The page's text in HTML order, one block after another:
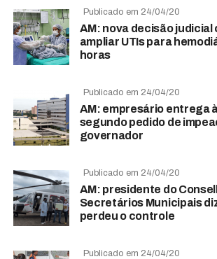
Publicado em 24/04/20
AM: nova decisão judicial
ampliar UTIs para
horas
Publicado em 24/04/20
AM: empresário entrega
segundo pedido de
governador
Publicado em 24/04/20
AM: presidente do
Secretários Municipais
perdeu o controle
Publicado em 24/04/20